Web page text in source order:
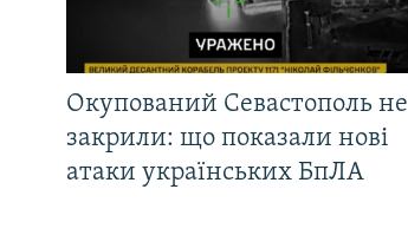
Окупований Севастополь не
закрили: що показали нові
атаки українських БпЛА